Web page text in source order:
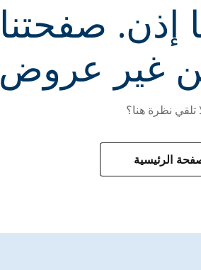
إذن. صفحتنا
غير عروض
تلقي نظرة هنا؟
الرئيسية